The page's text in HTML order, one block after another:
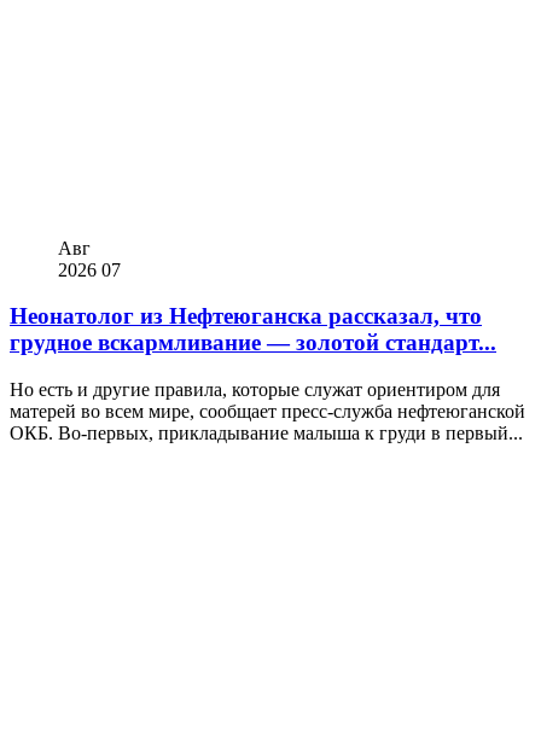
Авг
2026 07
Неонатолог из Нефтеюганска рассказал, что
грудное вскармливание — золотой стандарт...
Но есть и другие правила, которые служат ориентиром для
матерей во всем мире, сообщает пресс-служба нефтеюганской
ОКБ. Во-первых, прикладывание малыша к груди в первый...